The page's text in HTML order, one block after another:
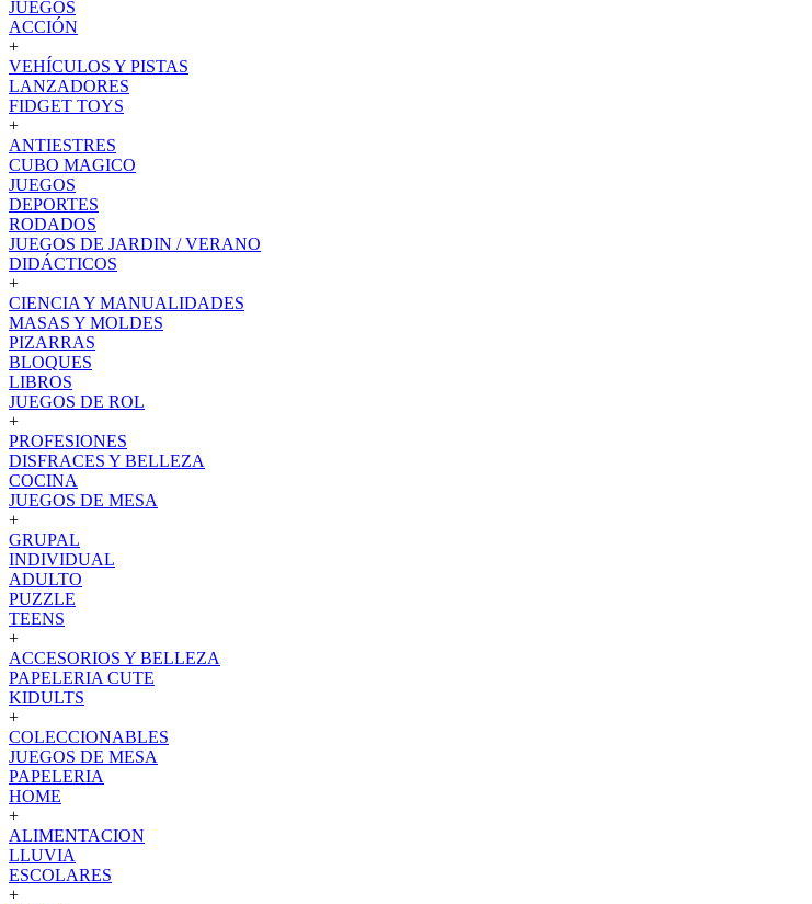
JUEGOS
ACCIÓN
+
VEHÍCULOS Y PISTAS
LANZADORES
FIDGET TOYS
+
ANTIESTRES
CUBO MAGICO
JUEGOS
DEPORTES
RODADOS
JUEGOS DE JARDIN / VERANO
DIDÁCTICOS
+
CIENCIA Y MANUALIDADES
MASAS Y MOLDES
PIZARRAS
BLOQUES
LIBROS
JUEGOS DE ROL
+
PROFESIONES
DISFRACES Y BELLEZA
COCINA
JUEGOS DE MESA
+
GRUPAL
INDIVIDUAL
ADULTO
PUZZLE
TEENS
+
ACCESORIOS Y BELLEZA
PAPELERIA CUTE
KIDULTS
+
COLECCIONABLES
JUEGOS DE MESA
PAPELERIA
HOME
+
ALIMENTACION
LLUVIA
ESCOLARES
+